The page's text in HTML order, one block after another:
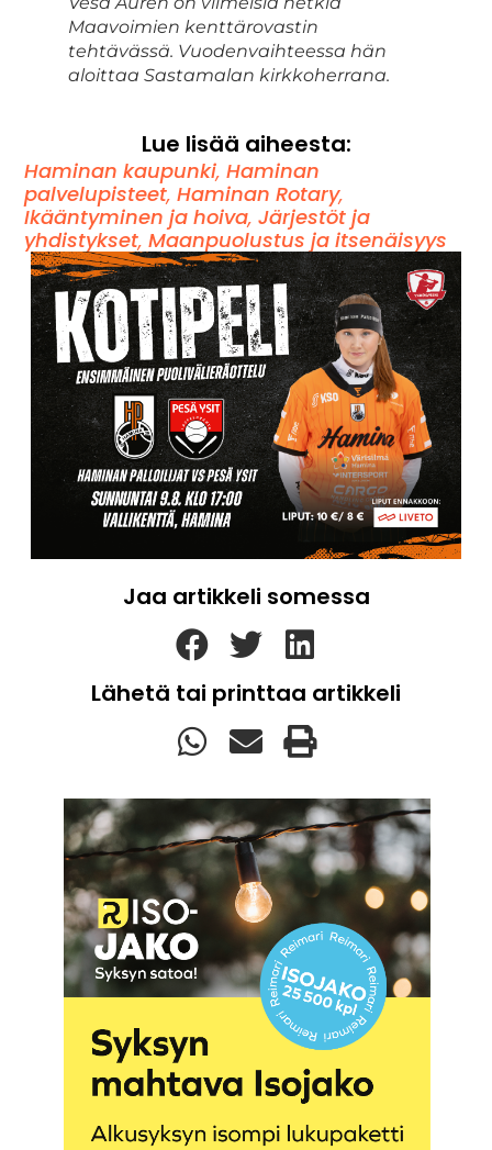
Maavoimien kenttärovastin
tehtävässä. Vuodenvaihteessa hän
aloittaa Sastamalan kirkkoherrana.
Lue lisää aiheesta:
Haminan kaupunki,Haminan
palvelupisteet,Haminan Rotary,
Ikääntyminen ja hoiva,Järjestöt ja
yhdistykset,Maanpuolustus ja itsenäisyys
Jaa artikkeli somessa
Lähetä tai printtaa artikkeli